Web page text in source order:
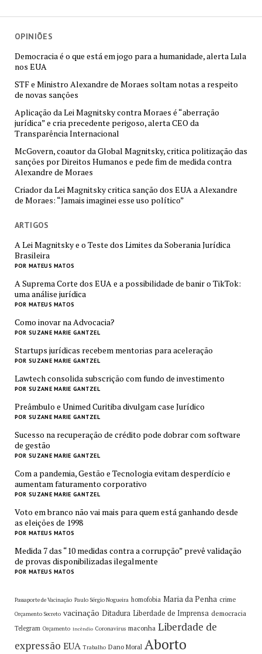
OPINIÕES
Democracia é o que está em jogo para a humanidade, alerta Lula
nos EUA
STF e Ministro Alexandre de Moraes soltam notas a respeito
de novas sanções
Aplicação da Lei Magnitsky contra Moraes é “aberração
jurídica” e cria precedente perigoso, alerta CEO da
Transparência Internacional
McGovern, coautor da Global Magnitsky, critica politização das
sanções por Direitos Humanos e pede fim de medida contra
Alexandre de Moraes
Criador da Lei Magnitsky critica sanção dos EUA a Alexandre
de Moraes: “Jamais imaginei esse uso político”
ARTIGOS
A Lei Magnitsky e o Teste dos Limites da Soberania Jurídica
Brasileira
POR MATEUS MATOS
A Suprema Corte dos EUA e a possibilidade de banir o TikTok:
uma análise jurídica
POR MATEUS MATOS
Como inovar na Advocacia?
POR SUZANE MARIE GANTZEL
Startups jurídicas recebem mentorias para aceleração
POR SUZANE MARIE GANTZEL
Lawtech consolida subscrição com fundo de investimento
POR SUZANE MARIE GANTZEL
Preâmbulo e Unimed Curitiba divulgam case Jurídico
POR SUZANE MARIE GANTZEL
Sucesso na recuperação de crédito pode dobrar com software
de gestão
POR SUZANE MARIE GANTZEL
Com a pandemia, Gestão e Tecnologia evitam desperdício e
aumentam faturamento corporativo
POR SUZANE MARIE GANTZEL
Voto em branco não vai mais para quem está ganhando desde
as eleições de 1998
POR MATEUS MATOS
Medida 7 das “10 medidas contra a corrupção” prevê validação
de provas disponibilizadas ilegalmente
POR MATEUS MATOS
Passaporte de Vacinação Paulo Sérgio Nogueira homofobia Maria da Penha crime
Orçamento Secreto vacinação Ditadura Liberdade de Imprensa democracia
Telegram Orçamento Incêndio Coronavirus maconha Liberdade de
expressão EUA Trabalho Dano Moral Aborto